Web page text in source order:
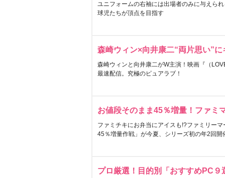
ユニフォームの右袖には出場者のみに与えら
球児たちが頂点を目指す
森崎ウィン×向井康二“両片思い”
森崎ウィンと向井康二がW主演！映画『（
最速配信。究極のピュアラブ！
お値段そのまま45％増量！ファミ
ファミチキにお弁当にアイスも!?ファミリー
45％増量作戦」が今夏、シリーズ初の年2回開
プロ厳選！目的別「おすすめPC９